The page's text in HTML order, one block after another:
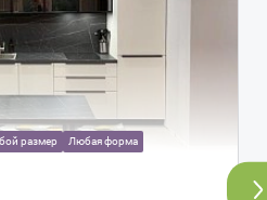
размер Любая форма